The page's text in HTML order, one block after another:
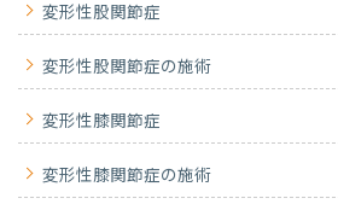
変形性股関節症
変形性股関節症の施術
変形性膝関節症
変形性膝関節症の施術